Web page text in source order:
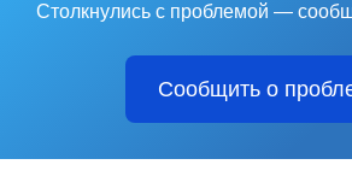
Столкнулись с проблемой —
Сообщить о